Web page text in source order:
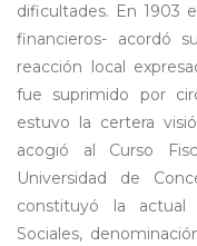
dificultades. En 1903
financieros- acordó
reacción local
fue suprimido por
estuvo la certera
acogió al Curso
Universidad de
constituyó la actual
Sociales,